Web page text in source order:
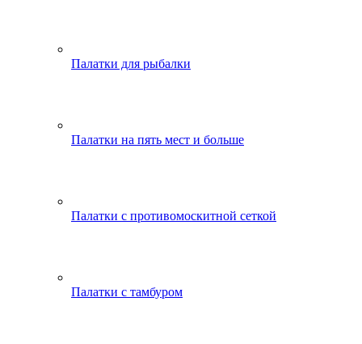
Палатки для рыбалки
Палатки на пять мест и больше
Палатки с противомоскитной сеткой
Палатки с тамбуром